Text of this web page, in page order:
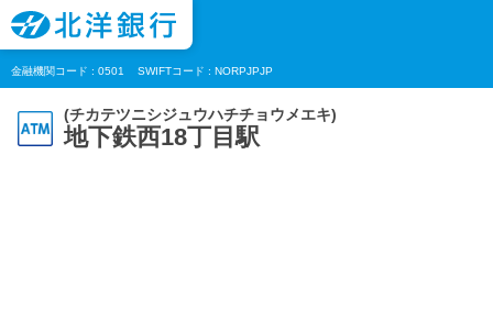
金融機関コード : 0501 SWIFTコード : NORPJPJP
(チカテツニシジュウハチチョウメエキ)
地下鉄西18丁目駅